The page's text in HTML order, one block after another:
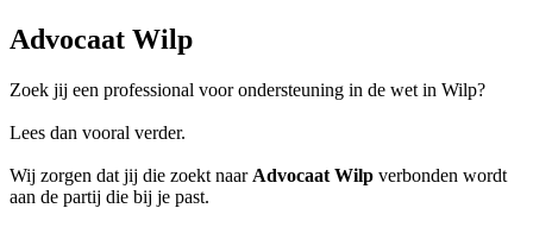
Advocaat Wilp
Zoek jij een professional voor ondersteuning in de wet in Wilp?
Lees dan vooral verder.
Wij zorgen dat jij die zoekt naar Advocaat Wilp verbonden wordt
aan de partij die bij je past.